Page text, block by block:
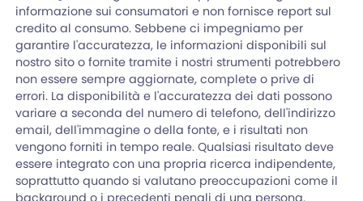
informazione sui consumatori e non fornisce report sul
credito al consumo. Sebbene ci impegniamo per
garantire l'accuratezza, le informazioni disponibili sul
nostro sito o fornite tramite i nostri strumenti potrebbero
non essere sempre aggiornate, complete o prive di
errori. La disponibilità e l'accuratezza dei dati possono
variare a seconda del numero di telefono, dell'indirizzo
email, dell'immagine o della fonte, e i risultati non
vengono forniti in tempo reale. Qualsiasi risultato deve
essere integrato con una propria ricerca indipendente,
soprattutto quando si valutano preoccupazioni come il